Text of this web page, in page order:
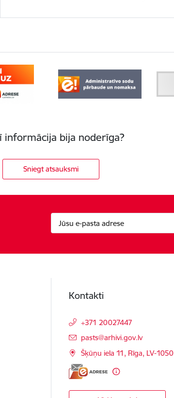
informācija bija noderīga?
Sniegt atsauksmi
Kontakti
+371 20027447
E-pasts:
pasts@arhivi.gov.lv
Šķūņu iela 11, Rīga, LV-1050